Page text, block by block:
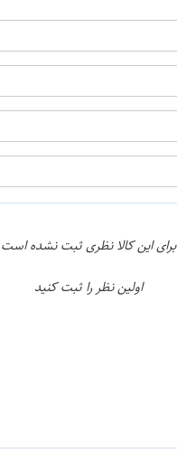
برای این کالا نظری ثبت نشده است
اولین نظر را ثبت کنید